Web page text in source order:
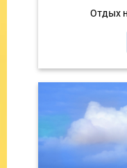
Отдых